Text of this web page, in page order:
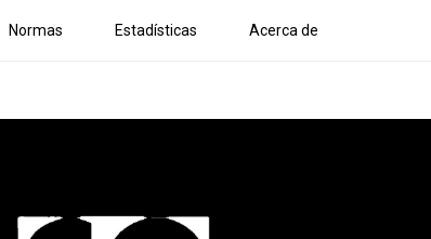
Normas Estadísticas Acerca de